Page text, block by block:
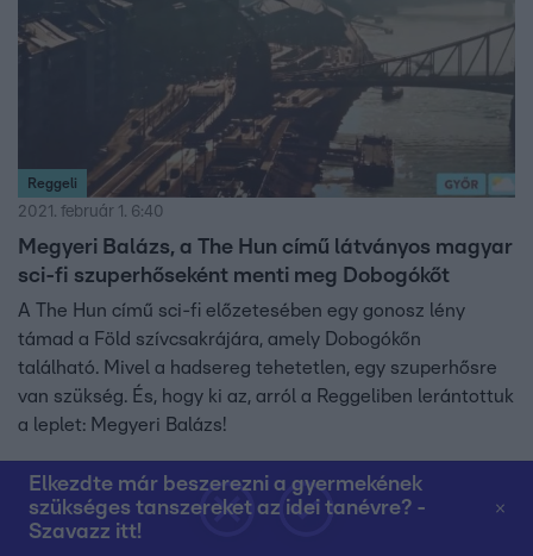
Elkezdte már beszerezni a gyermekének
szükséges tanszereket az idei tanévre? -
Szavazz itt!
Reggeli
2021. február 1. 6:40
Megyeri Balázs, a The Hun című látványos magyar
sci-fi szuperhőseként menti meg Dobogókőt
A The Hun című sci-fi előzetesében egy gonosz lény
támad a Föld szívcsakrájára, amely Dobogókőn
található. Mivel a hadsereg tehetetlen, egy szuperhősre
van szükség. És, hogy ki az, arról a Reggeliben lerántottuk
a leplet: Megyeri Balázs!